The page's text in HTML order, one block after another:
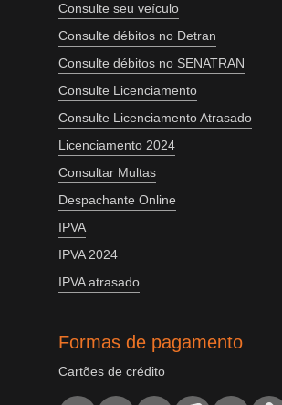
Consulte seu veículo
Consulte débitos no Detran
Consulte débitos no SENATRAN
Consulte Licenciamento
Consulte Licenciamento Atrasado
Licenciamento 2024
Consultar Multas
Despachante Online
IPVA
IPVA 2024
IPVA atrasado
Formas de pagamento
Cartões de crédito